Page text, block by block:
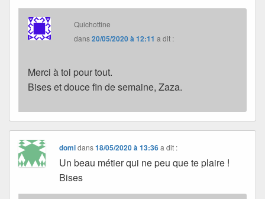
Quichottine
dans20/05/2020 à 12:11 a dit :
Merci à toi pour tout.
Bises et douce fin de semaine, Zaza.
domidans18/05/2020 à 13:36 a dit :
Un beau métier qui ne peu que te plaire !
Bises